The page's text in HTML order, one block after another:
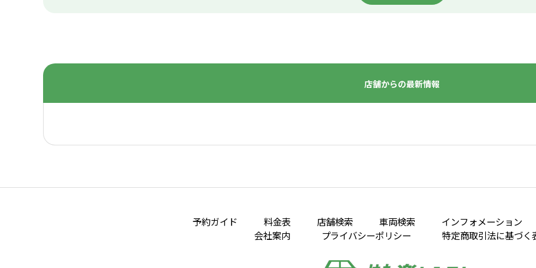
店舗からの最新情報
予約ガイド 料金表 店舗検索 車両検索 インフォメーション
会社案内
プライバシーポリシー 特定商取引法に基づく